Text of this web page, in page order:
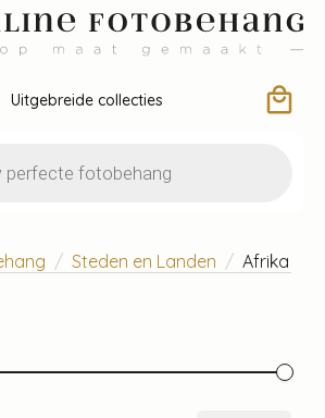
Uitgebreide collecties
Steden en Landen Afrika